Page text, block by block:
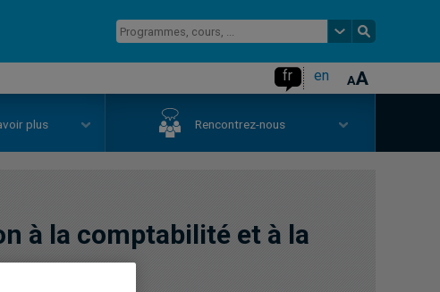
fr en
plus Rencontrez-nous
à la comptabilité et à la